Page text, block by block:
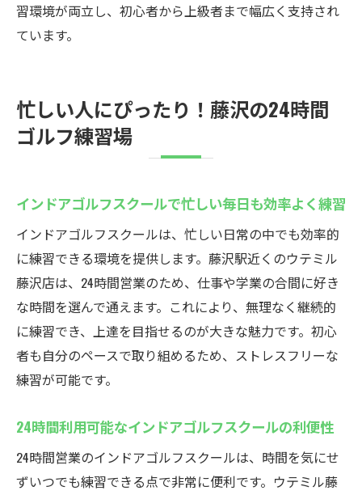
習環境が両立し、初心者から上級者まで幅広く支持され
ています。
忙しい人にぴったり！藤沢の24時間
ゴルフ練習場
インドアゴルフスクールで忙しい毎日も効率よく練習
インドアゴルフスクールは、忙しい日常の中でも効率的
に練習できる環境を提供します。藤沢駅近くのウテミル
藤沢店は、24時間営業のため、仕事や学業の合間に好き
な時間を選んで通えます。これにより、無理なく継続的
に練習でき、上達を目指せるのが大きな魅力です。初心
者も自分のペースで取り組めるため、ストレスフリーな
練習が可能です。
24時間利用可能なインドアゴルフスクールの利便性
24時間営業のインドアゴルフスクールは、時間を気にせ
ずいつでも練習できる点で非常に便利です。ウテミル藤